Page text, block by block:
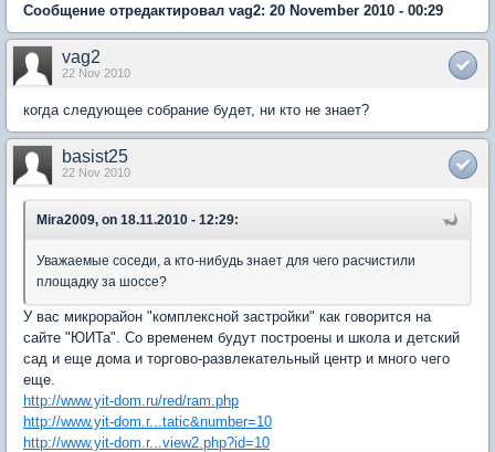
Сообщение отредактировал vag2: 20 November 2010 - 00:29
vag2
22 Nov 2010
когда следующее собрание будет, ни кто не знает?
basist25
22 Nov 2010
Mira2009, on 18.11.2010 - 12:29:
Уважаемые соседи, а кто-нибудь знает для чего расчистили
площадку за шоссе?
У вас микрорайон "комплексной застройки" как говорится на
сайте "ЮИТа". Со временем будут построены и школа и детский
сад и еще дома и торгово-развлекательный центр и много чего
еще.
http://www.yit-dom.ru/red/ram.php
http://www.yit-dom.r...tatic&number=10
http://www.yit-dom.r...view2.php?id=10